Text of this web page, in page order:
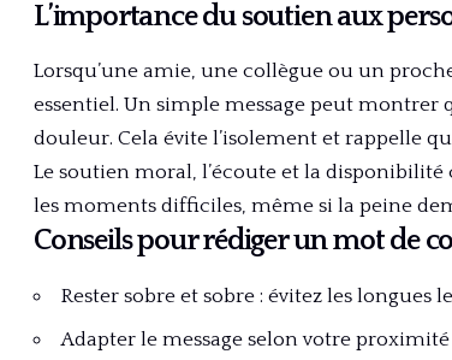
L’importance du soutien aux
Lorsqu’une amie, une collègue ou un
essentiel. Un simple message peut montrer
douleur. Cela évite l’isolement et rappelle
Le soutien moral, l’écoute et la
les moments difficiles, même si la peine
Conseils pour rédiger un mot de
Rester sobre et sobre : évitez les longues
Adapter le message selon votre